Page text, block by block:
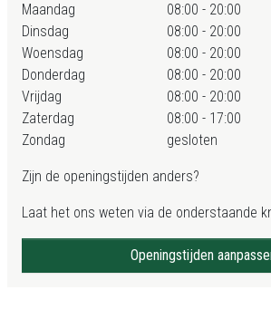
Maandag
08:00 - 20:00
Dinsdag
08:00 - 20:00
Woensdag
08:00 - 20:00
Donderdag
08:00 - 20:00
Vrijdag
08:00 - 20:00
Zaterdag
08:00 - 17:00
Zondag
gesloten
Zijn de openingstijden anders?
Laat het ons weten via de onderstaande
Openingstijden